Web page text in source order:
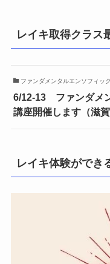
レイキ取得クラス
ファンダメンタルエンソフィッ
6/12-13 ファンダメ
講座開催します（滋賀
レイキ体験ができ